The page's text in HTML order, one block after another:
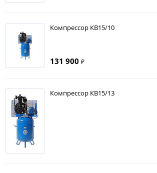
Компрессор КВ15/10
131 900 ₽
Компрессор КВ15/13